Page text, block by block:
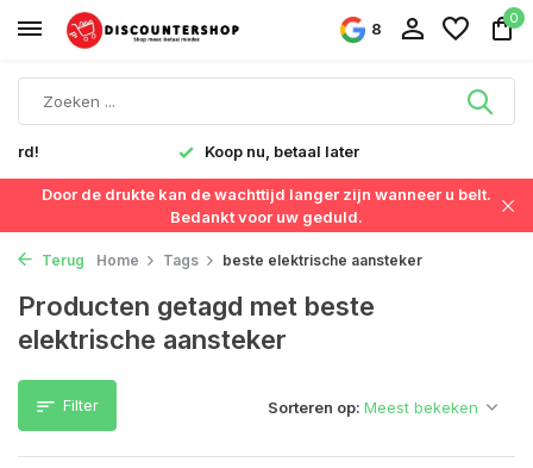
8
0
Koop nu, betaal later
Door de drukte kan de wachttijd langer zijn wanneer u belt.
Bedankt voor uw geduld.
Terug Home Tags beste elektrische aansteker
Producten getagd met beste
elektrische aansteker
Filter Sorteren op: